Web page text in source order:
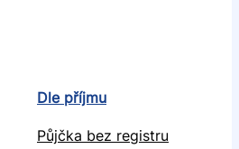
Dle příjmu
Půjčka bez registru